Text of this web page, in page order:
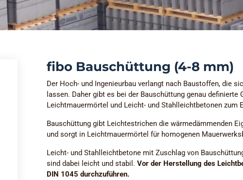
fibo Bauschüttung (4-8 mm)
Der Hoch- und Ingenieurbau verlangt nach Baustoffen, die
lassen. Daher gibt es bei der Bauschüttung genau
Leichtmauermörtel und Leicht- und Stahlleichtbetonen zum
Bauschüttung gibt Leichtestrichen die wärmedämmenden
und sorgt in Leichtmauermörtel für homogenen
Leicht- und Stahlleichtbetone mit Zuschlag von
sind dabei leicht und stabil. Vor der Herstellung des
DIN 1045 durchzuführen.